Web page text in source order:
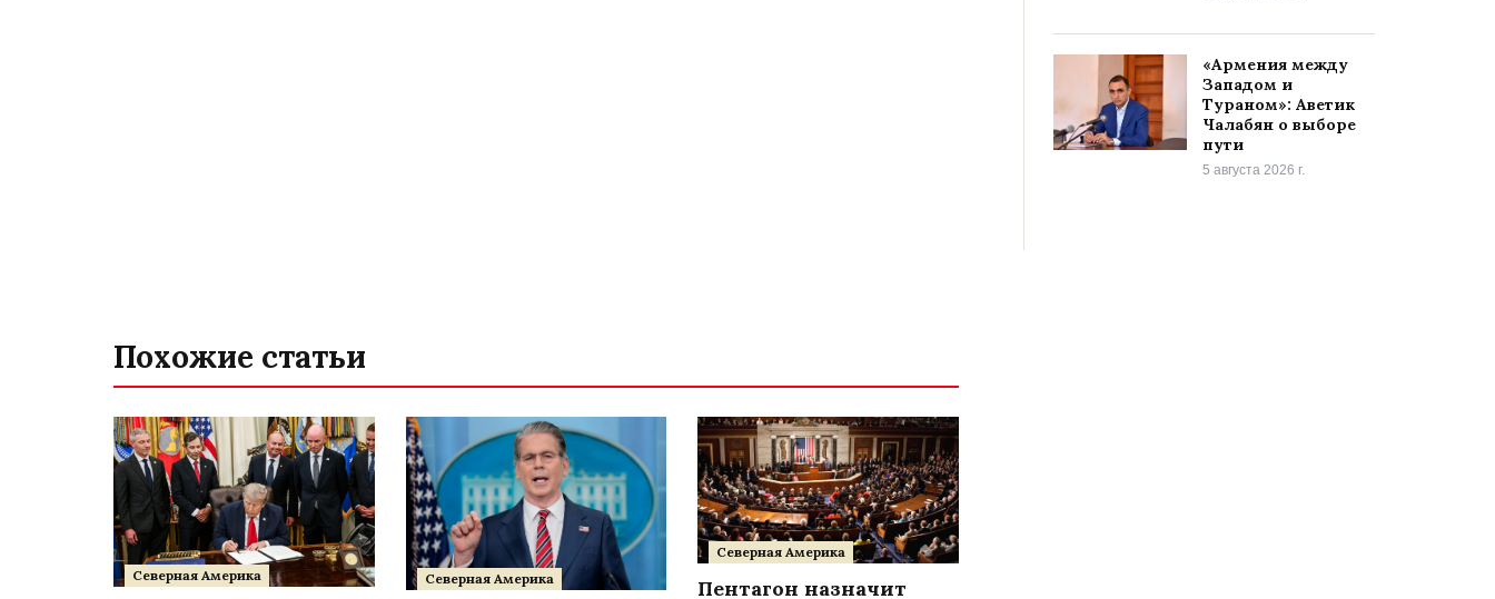
«Армения между
Западом и
Тураном»: Аветик
Чалабян о выборе
пути
5 августа 2026 г.
Похожие статьи
Северная Америка Северная Америка
Северная Америка
Пентагон назначит